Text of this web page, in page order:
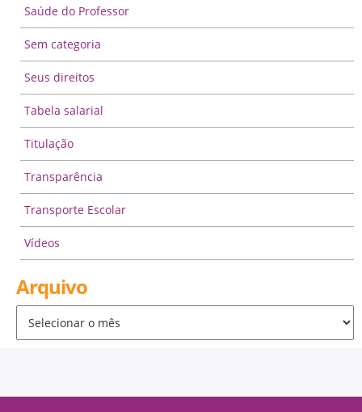
Saúde do Professor
Sem categoria
Seus direitos
Tabela salarial
Titulação
Transparência
Transporte Escolar
Vídeos
Arquivo